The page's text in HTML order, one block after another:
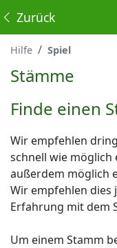
Zurück
Hilfe Spiel
Stämme
Finde einen
Wir empfehlen
schnell wie möglich
außerdem möglich
Wir empfehlen dies
Erfahrung mit dem
Um einem Stamm